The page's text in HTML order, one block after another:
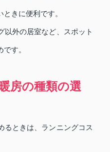
きに便利です。
以外の居室など、スポット
す。
房の種類の選
るときは、ランニングコス